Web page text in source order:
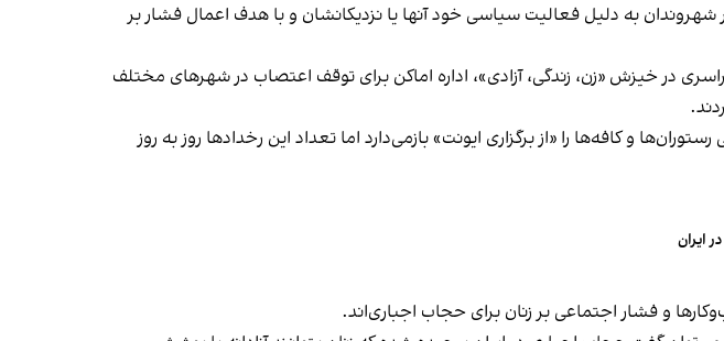
به دلیل فعالیت سیاسی خود آنها یا نزدیکانشان و با هدف اعمال فشار بر
عنوان مثال در آذر ۱۴۰۱ و همزمان با اعتراضات سراسری در خیزش «زن، زندگی، آزادی»، اداره اماکن برای توقف اعتصاب در شهرهای مختلف
و کافه‌ها را «از برگزاری ایونت» بازمی‌دارد اما تعداد این رخدادها روز به روز
ایران